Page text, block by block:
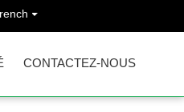
CONTACTEZ-NOUS